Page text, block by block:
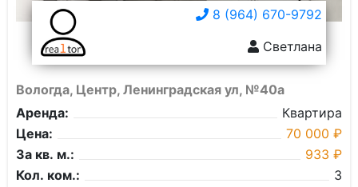
8 (964) 670-9792
Светлана
Вологда, Центр, Ленинградская ул, №40а
Аренда:
Квартира
Цена:
70 000 ₽
За кв. м.:
933 ₽
Кол. ком.:
3